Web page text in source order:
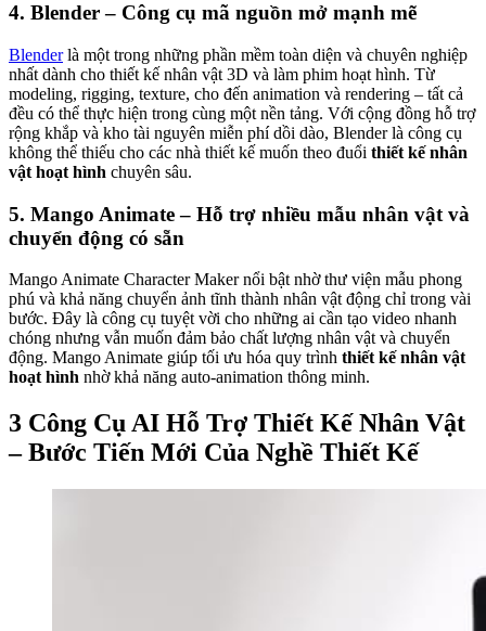
4. Blender – Công cụ mã nguồn mở mạnh mẽ
Blenderlà một trong những phần mềm toàn diện và chuyên nghiệp
nhất dành cho thiết kế nhân vật 3D và làm phim hoạt hình. Từ
modeling, rigging, texture, cho đến animation và rendering – tất cả
đều có thể thực hiện trong cùng một nền tảng. Với cộng đồng hỗ trợ
rộng khắp và kho tài nguyên miễn phí dồi dào, Blender là công cụ
không thể thiếu cho các nhà thiết kế muốn theo đuổi thiết kế nhân
vật hoạt hình chuyên sâu.
5. Mango Animate – Hỗ trợ nhiều mẫu nhân vật và
chuyển động có sẵn
Mango Animate Character Maker nổi bật nhờ thư viện mẫu phong
phú và khả năng chuyển ảnh tĩnh thành nhân vật động chỉ trong vài
bước. Đây là công cụ tuyệt vời cho những ai cần tạo video nhanh
chóng nhưng vẫn muốn đảm bảo chất lượng nhân vật và chuyển
động. Mango Animate giúp tối ưu hóa quy trình thiết kế nhân vật
hoạt hình nhờ khả năng auto-animation thông minh.
3 Công Cụ AI Hỗ Trợ Thiết Kế Nhân Vật
– Bước Tiến Mới Của Nghề Thiết Kế